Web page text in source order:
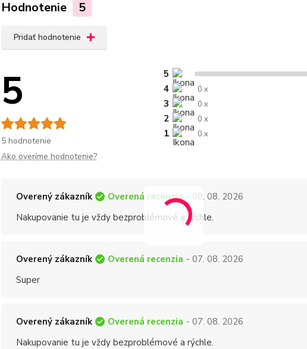
Hodnotenie 5
Pridať hodnotenie
5
5 hodnotenie
5
4
0 x
3 0 x
2 0 x
1 0 x
Ako overíme hodnotenie?
Overený zákazník Overená recenzia - 08. 08. 2026
Nakupovanie tu je vždy bezproblémové a rýchle.
Overený zákazník Overená recenzia - 07. 08. 2026
Super
Overený zákazník Overená recenzia - 07. 08. 2026
Nakupovanie tu je vždy bezproblémové a rýchle.